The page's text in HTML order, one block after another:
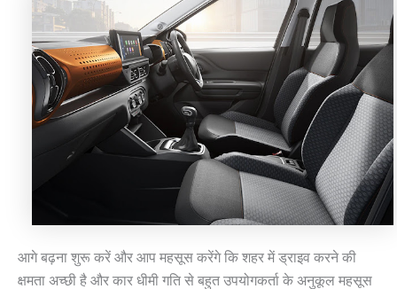
आगे बढ़ना शुरू करें और आप महसूस करेंगे कि शहर में ड्राइव करने की
क्षमता अच्छी है और कार धीमी गति से बहुत उपयोगकर्ता के अनुकूल महसूस